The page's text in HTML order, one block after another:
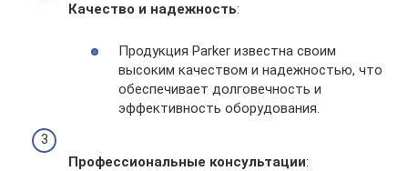
Качество и надежность:
Продукция Parker известна своим
высоким качеством и надежностью, что
обеспечивает долговечность и
эффективность оборудования.
Профессиональные консультации: